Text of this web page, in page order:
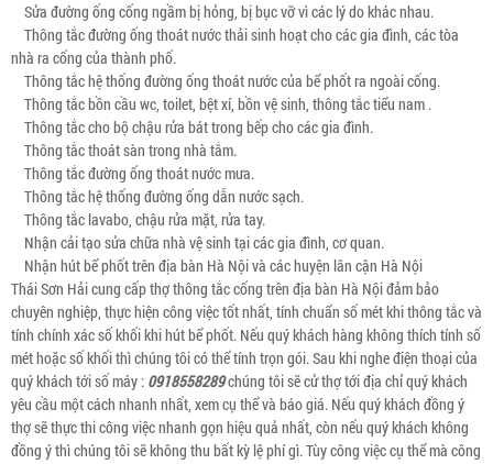
Sửa đường ống cống ngầm bị hỏng, bị bục vỡ vì các lý do khác nhau.
Thông tắc đường ống thoát nước thải sinh hoạt cho các gia đình, các tòa
nhà ra cống của thành phố.
Thông tắc hệ thống đường ống thoát nước của bể phốt ra ngoài cống.
Thông tắc bồn cầu wc, toilet, bệt xí, bồn vệ sinh, thông tắc tiểu nam .
Thông tắc cho bộ chậu rửa bát trong bếp cho các gia đình.
Thông tắc thoát sàn trong nhà tắm.
Thông tắc đường ống thoát nước mưa.
Thông tắc hệ thống đường ống dẫn nước sạch.
Thông tắc lavabo, chậu rửa mặt, rửa tay.
Nhận cải tạo sửa chữa nhà vệ sinh tại các gia đình, cơ quan.
Nhận hút bể phốt trên địa bàn Hà Nội và các huyện lân cận Hà Nội
Thái Sơn Hải cung cấp thợ thông tắc cống trên địa bàn Hà Nội đảm bảo
chuyên nghiệp, thực hiện công việc tốt nhất, tính chuẩn số mét khi thông tắc và
tính chính xác số khối khi hút bể phốt. Nếu quý khách hàng không thích tính số
mét hoặc số khối thì chúng tôi có thể tính trọn gói. Sau khi nghe điện thoại của
quý khách tới số máy : 0918558289chúng tôi sẽ cử thợ tới địa chỉ quý khách
yêu cầu một cách nhanh nhất, xem cụ thể và báo giá. Nếu quý khách đồng ý
thợ sẽ thực thi công việc nhanh gọn hiệu quả nhất, còn nếu quý khách không
đồng ý thì chúng tôi sẽ không thu bất kỳ lệ phí gì. Tùy công việc cụ thể mà công